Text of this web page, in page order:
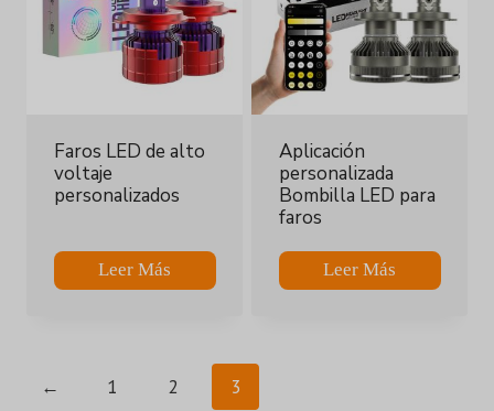
Faros LED de alto
voltaje
personalizados
Leer Más
Aplicación
personalizada
Bombilla LED para
faros
Leer Más
← 1 2 3